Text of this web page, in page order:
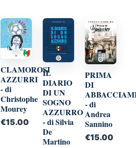
CLAMOROSI
AZZURRI
- di
Christophe
Mourey
€15.00
IL
DIARIO
DI UN
SOGNO
AZZURRO
- di Silvia
De
Martino
PRIMA
DI
- di
Andrea
Sannino
€15.00